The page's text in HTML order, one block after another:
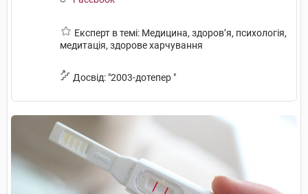
Експерт в темі: Медицина, здоров’я, психологія,
медитація, здорове харчування
Досвід: "2003-дотепер "